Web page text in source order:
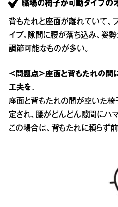
職場の椅子が可動タイプの
背もたれと座面が離れていて、
イプ。隙間に腰が落ち込み、姿
調節可能なものが多い。
＜問題点＞座面と背もたれの間
工夫を。
座面と背もたれの間が空いた椅
定され、腰がどんどん隙間にハ
この場合は、背もたれに頼らず